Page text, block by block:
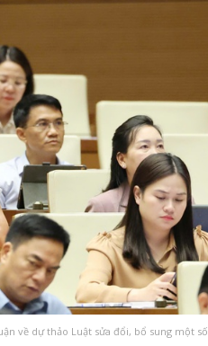
về dự thảo Luật sửa đổi, bổ sung một số